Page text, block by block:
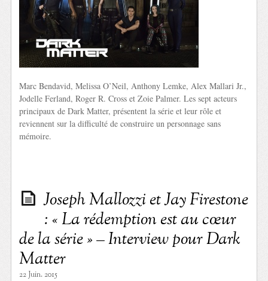
Marc Bendavid, Melissa O’Neil, Anthony Lemke, Alex Mallari Jr.,
Jodelle Ferland, Roger R. Cross et Zoie Palmer. Les sept acteurs
principaux de Dark Matter, présentent la série et leur rôle et
reviennent sur la difficulté de construire un personnage sans
mémoire.
Joseph Mallozzi et Jay Firestone
: « La rédemption est au cœur
de la série » – Interview pour Dark
Matter
22 Juin. 2015